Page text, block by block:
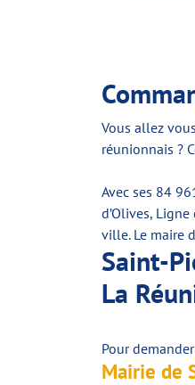
Vous allez
réunionnais ?
Avec ses 84
d’Olives,
ville. Le maire
Saint-
La
Pour
Mairie de